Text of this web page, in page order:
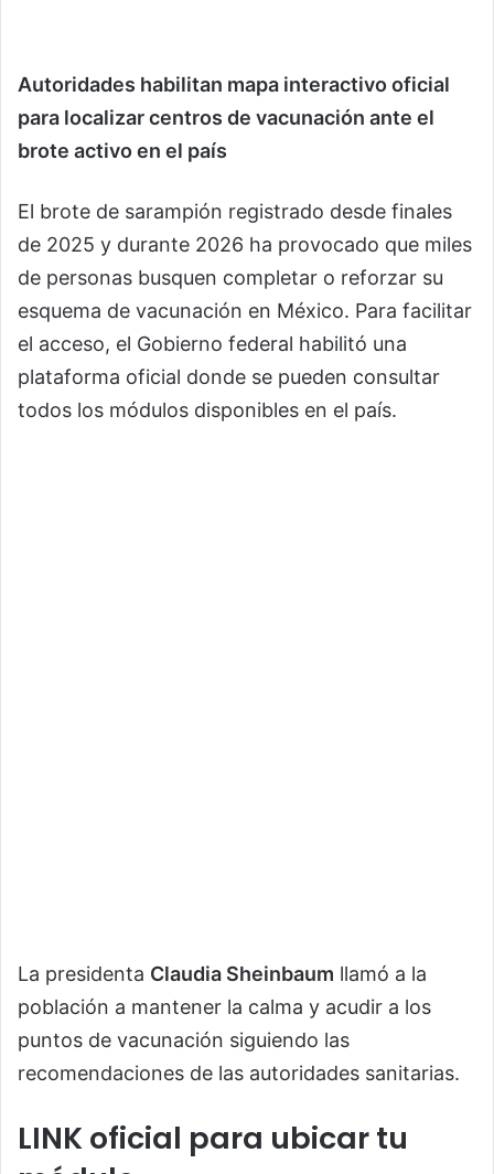
Autoridades habilitan mapa interactivo oficial
para localizar centros de vacunación ante el
brote activo en el país
El brote de sarampión registrado desde finales
de 2025 y durante 2026 ha provocado que miles
de personas busquen completar o reforzar su
esquema de vacunación en México. Para facilitar
el acceso, el Gobierno federal habilitó una
plataforma oficial donde se pueden consultar
todos los módulos disponibles en el país.
La presidenta Claudia Sheinbaum llamó a la
población a mantener la calma y acudir a los
puntos de vacunación siguiendo las
recomendaciones de las autoridades sanitarias.
LINK oficial para ubicar tu